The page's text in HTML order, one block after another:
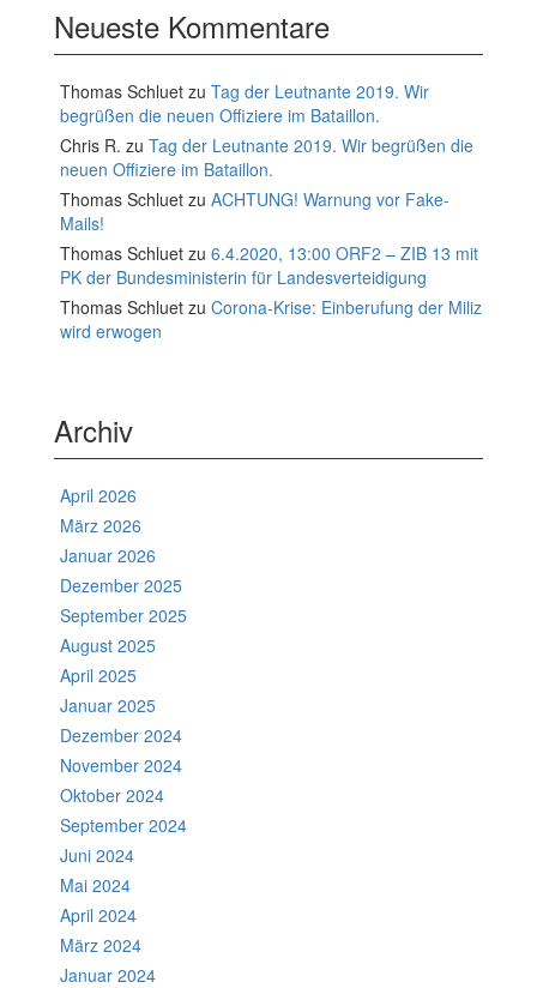
Neueste Kommentare
Thomas Schluet zu Tag der Leutnante 2019. Wir
begrüßen die neuen Offiziere im Bataillon.
Chris R. zu Tag der Leutnante 2019. Wir begrüßen die
neuen Offiziere im Bataillon.
Thomas Schluet zu ACHTUNG! Warnung vor Fake-
Mails!
Thomas Schluet zu 6.4.2020, 13:00 ORF2 – ZIB 13 mit
PK der Bundesministerin für Landesverteidigung
Thomas Schluet zu Corona-Krise: Einberufung der Miliz
wird erwogen
Archiv
April 2026
März 2026
Januar 2026
Dezember 2025
September 2025
August 2025
April 2025
Januar 2025
Dezember 2024
November 2024
Oktober 2024
September 2024
Juni 2024
Mai 2024
April 2024
März 2024
Januar 2024